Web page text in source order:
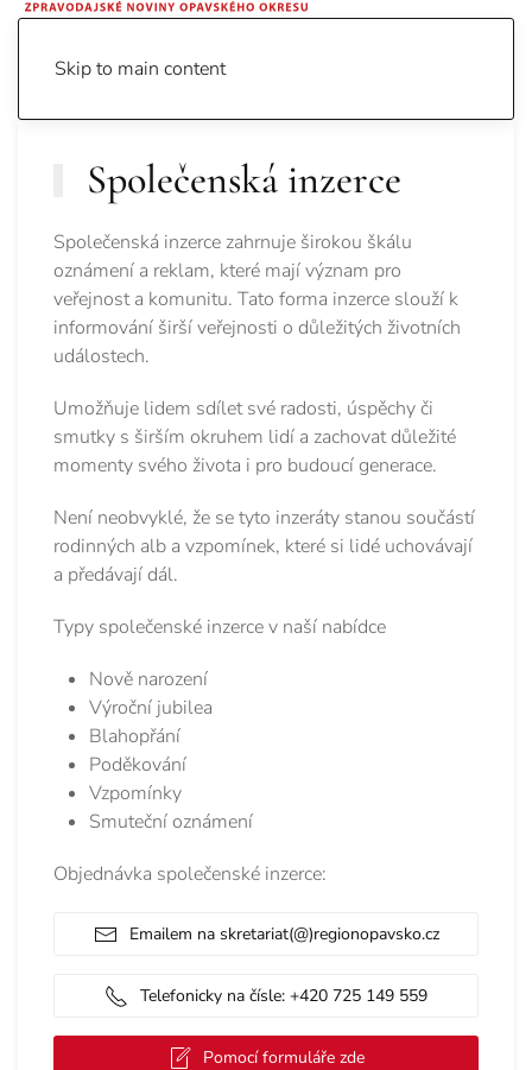
Skip to main content
Společenská inzerce
Společenská inzerce zahrnuje širokou škálu
oznámení a reklam, které mají význam pro
veřejnost a komunitu. Tato forma inzerce slouží k
informování širší veřejnosti o důležitých životních
událostech.
Umožňuje lidem sdílet své radosti, úspěchy či
smutky s širším okruhem lidí a zachovat důležité
momenty svého života i pro budoucí generace.
Není neobvyklé, že se tyto inzeráty stanou součástí
rodinných alb a vzpomínek, které si lidé uchovávají
a předávají dál.
Typy společenské inzerce v naší nabídce
Nově narození
Výroční jubilea
Blahopřání
Poděkování
Vzpomínky
Smuteční oznámení
Objednávka společenské inzerce:
Emailem na skretariat(@)regionopavsko.cz
Telefonicky na čísle: +420 725 149 559
Pomocí formuláře zde